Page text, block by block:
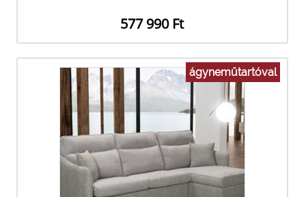
577 990 Ft
ágyneműtartóval